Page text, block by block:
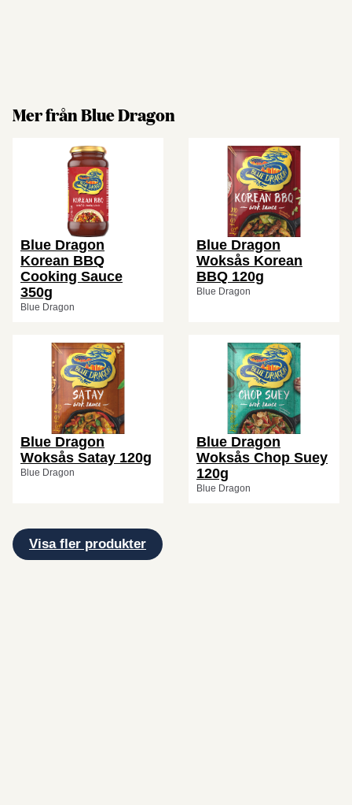
Mer från Blue Dragon
Blue Dragon
Korean BBQ
Cooking Sauce
350g
Blue Dragon
Blue Dragon
Woksås Korean
BBQ 120g
Blue Dragon
Blue Dragon
Woksås Satay 120g
Blue Dragon
Blue Dragon
Woksås Chop Suey
120g
Blue Dragon
Visa fler produkter